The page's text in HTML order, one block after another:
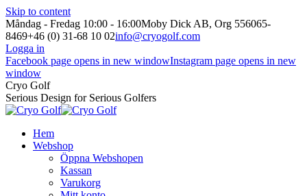
Skip to content
Måndag - Fredag 10:00 - 16:00Moby Dick AB, Org 556065-
8469+46 (0) 31-68 10 02info@cryogolf.com
Logga in
Facebook page opens in new windowInstagram page opens in new
window
Cryo Golf
Serious Design for Serious Golfers
Hem
Webshop
Öppna Webshopen
Kassan
Varukorg